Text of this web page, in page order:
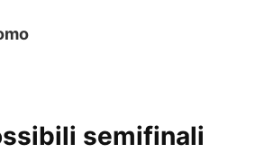
semifinali